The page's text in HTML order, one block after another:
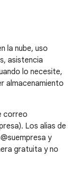
la nube, uso
asistencia
lo necesite,
almacenamiento
correo
Los alias de
y
gratuita y no